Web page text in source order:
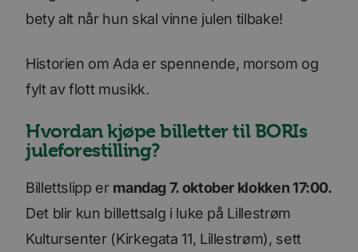
bety alt når hun skal vinne julen tilbake!
Historien om Ada er spennende, morsom og
fylt av flott musikk.
Hvordan kjøpe billetter til BORIs
juleforestilling?
Billettslipp er mandag 7. oktober klokken 17:00.
Det blir kun billettsalg i luke på Lillestrøm
Kultursenter (Kirkegata 11, Lillestrøm), sett